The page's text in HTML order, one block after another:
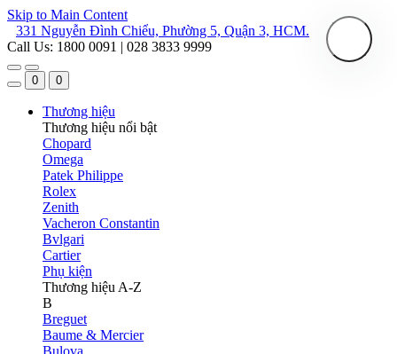
Skip to Main Content
331 Nguyễn Đình Chiểu, Phường 5, Quận 3, HCM.
Call Us: 1800 0091 | 028 3833 9999
0 0
Thương hiệu
Thương hiệu nổi bật
Chopard
Omega
Patek Philippe
Rolex
Zenith
Vacheron Constantin
Bvlgari
Cartier
Phụ kiện
Thương hiệu A-Z
B
Breguet
Baume & Mercier
Bulova